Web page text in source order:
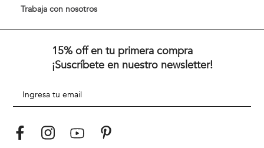
Trabaja con nosotros
15% off en tu primera compra
¡Suscríbete en nuestro newsletter!